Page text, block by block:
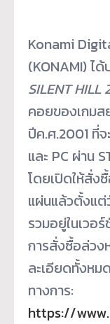
Konami
(KONAMI) ไ
SILENT HILL
คอยของเกม
ปีค.ศ.2001 ที่
และ PC ผ่าน
โดยเปิดให้สั่ง
แผ่นแล้วตั้งแต่
รวมอยู่ในเวอ
การสั่งซื้อล่วง
ละเอียดทั้งหม
ทางการ:
https://